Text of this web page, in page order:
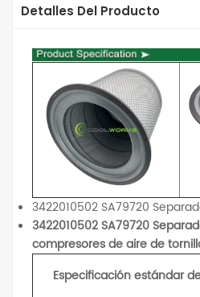
Detalles Del Producto
3422010502 SA79720
3422010502 SA79720
compresores de aire de
Especificación estándar